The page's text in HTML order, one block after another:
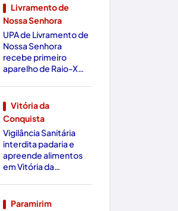
Livramento de
Nossa Senhora
UPA de Livramento de
Nossa Senhora
recebe primeiro
aparelho de Raio-X
Vitória da
Conquista
Vigilância Sanitária
interdita padaria e
apreende alimentos
em Vitória da
Paramirim